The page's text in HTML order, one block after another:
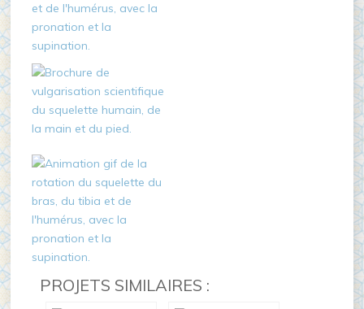
PROJETS SIMILAIRES :